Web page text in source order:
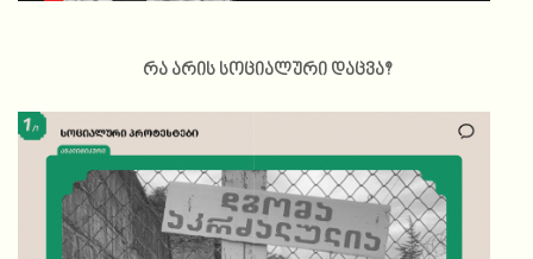
რა არის სოციალური დაცვა?